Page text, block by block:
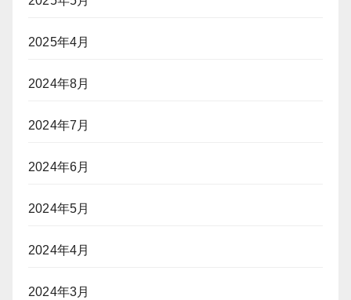
2025年4月
2024年8月
2024年7月
2024年6月
2024年5月
2024年4月
2024年3月